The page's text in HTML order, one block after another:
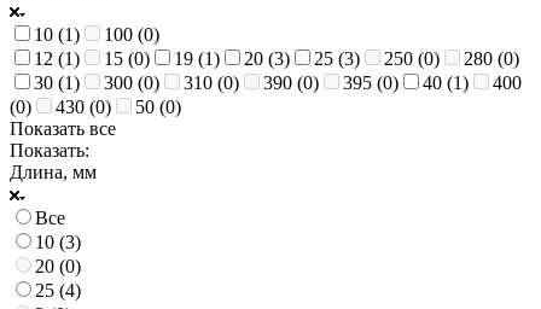
10 (1) 100 (0)
12 (1) 15 (0) 19 (1) 20 (3) 25 (3) 250 (0) 280 (0)
30 (1) 300 (0) 310 (0) 390 (0) 395 (0) 40 (1)
400
(0) 430 (0) 50 (0)
Показать все
Показать:
Длина, мм
Все
10 (3)
20 (0)
25 (4)